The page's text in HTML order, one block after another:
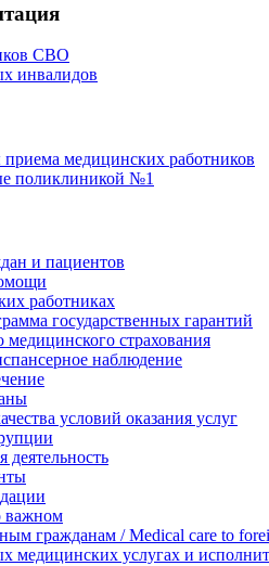
СВО
инвалидов
медицинских работников
поликлиникой №1
и пациентов
работниках
государственных гарантий
медицинского страхования
наблюдение
условий оказания услуг
деятельность
важном
гражданам / Medical care to
медицинских услугах и